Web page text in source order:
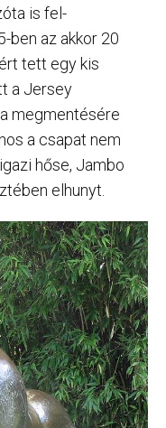
is fel-
ben az akkor 20
tett egy kis
a Jersey
megmentésére
a csapat nem
hőse, Jambo
elhunyt.